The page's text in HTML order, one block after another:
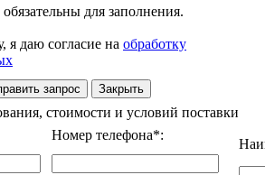
для заполнения.
я даю согласие на обработку
стоимости и условий поставки
Номер телефона*: